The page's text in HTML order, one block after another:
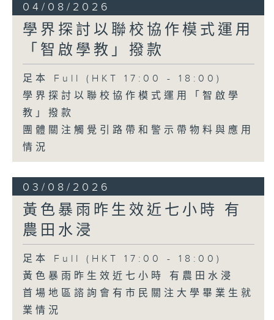
04/08/2026
學界探討以聯校協作模式運用
「智啟學教」撥款
足本 Full (HKT 17:00 - 18:00)
學界探討以聯校協作模式運用「智啟學
教」撥款
團體關注觸覺引路帶和警示帶物料與應用
情況
03/08/2026
黃色暴雨昨生效近七小時 有
農田水浸
足本 Full (HKT 17:00 - 18:00)
黃色暴雨昨生效近七小時 有農田水浸
首場地區諮詢會有市民關注大學畢業生就
業情況